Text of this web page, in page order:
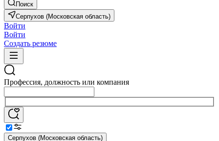
Поиск
Серпухов (Московская область)
Войти
Войти
Создать резюме
Профессия, должность или компания
Серпухов (Московская область)